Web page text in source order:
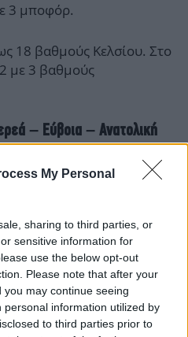
My Personal
sharing to third parties, or
sensitive information for
use the below opt-out
Please note that after your
may continue seeing
information utilized by
to third parties prior to
3 μποφόρ.
18 βαθμούς Κελσίου. Στο
με 3 βαθμούς
– Εύβοια – Ανατολική
νεφώσεις στα
στα ορεινά της
3 με 5 και στα